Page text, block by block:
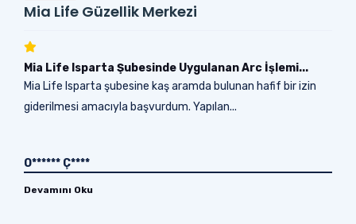
Mia Life Güzellik Merkezi
Mia Life Isparta Şubesinde Uygulanan Arc İşlemi...
Mia Life Isparta şubesine kaş aramda bulunan hafif bir izin
giderilmesi amacıyla başvurdum. Yapılan...
O****** Ç****
Devamını Oku